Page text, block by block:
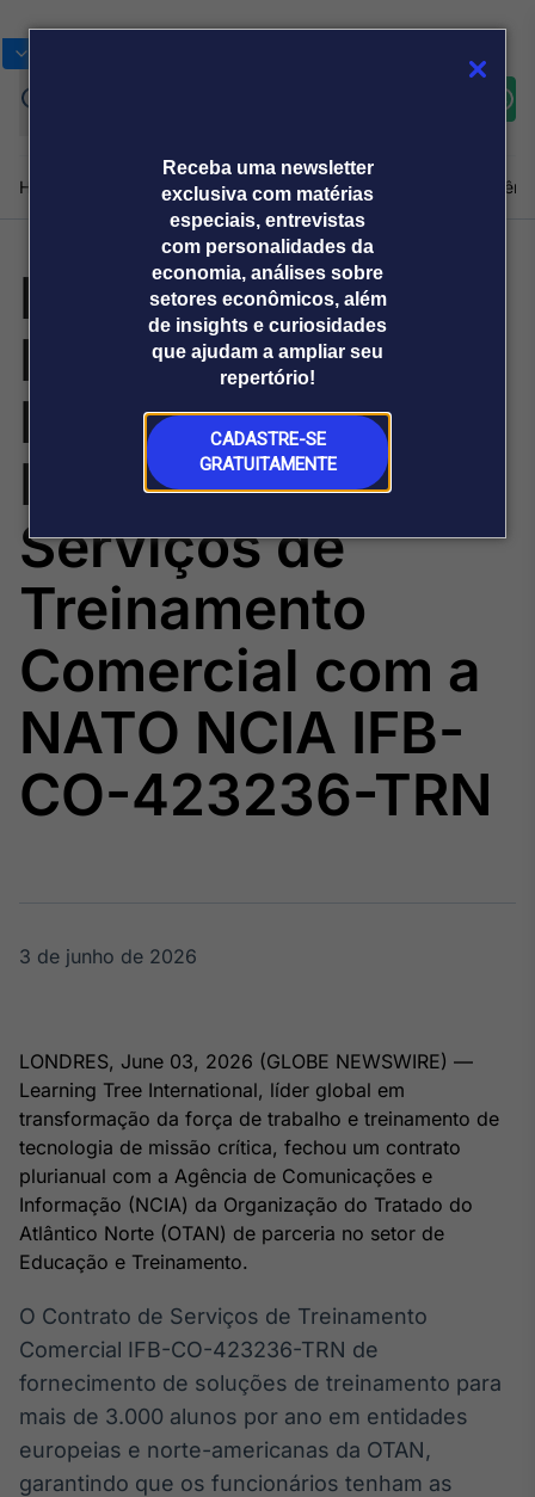
Receba uma newsletter
exclusiva com matérias
especiais, entrevistas
com personalidades da
economia, análises sobre
setores econômicos, além
de insights e curiosidades
que ajudam a ampliar seu
repertório!
CADASTRE-SE
GRATUITAMENTE
Home Produtos e soluçõesNotíciasBlogWeekend
Plataformas
Broadcast
Broadcast+
O mercado
financeiro em
tempo real
Broadcast
Agro
Tudo sobre o
agronegócio
Broadcast
Político
Os bastidores da
política em
tempo real
Broadcast
White Label
Plataforma para
conteúdos
personalizados
Soluções de Dados
e Conteúdos
Plataforma para
negociação de
ativos
Broadcast
Sobre nós Releases Broadcast
Prêmio Broadcast
Analistas
Prêmio Broadcast
Empresas
Agências de
comunicação
Releases
Learning Tree
International
Fecha Contrato
Plurianual de
Serviços de
Treinamento
Comercial com a
NATO NCIA IFB-
CO-423236-TRN
3 de junho de 2026
LONDRES, June 03, 2026 (GLOBE NEWSWIRE) —
Learning Tree International, líder global em
transformação da força de trabalho e treinamento de
tecnologia de missão crítica, fechou um contrato
plurianual com a Agência de Comunicações e
Informação (NCIA) da Organização do Tratado do
Atlântico Norte (OTAN) de parceria no setor de
Educação e Treinamento.
O Contrato de Serviços de Treinamento
Comercial IFB-CO-423236-TRN de
fornecimento de soluções de treinamento para
mais de 3.000 alunos por ano em entidades
europeias e norte-americanas da OTAN,
garantindo que os funcionários tenham as